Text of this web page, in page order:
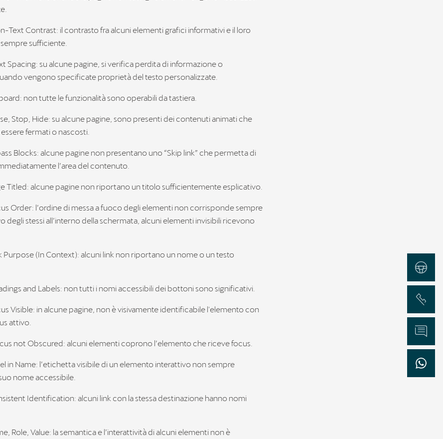
Text Contrast: il contrasto fra alcuni elementi grafici informativi e il loro
sufficiente.
Spacing: su alcune pagine, si verifica perdita di informazione o
vengono specificate proprietà del testo personalizzate.
non tutte le funzionalità sono operabili da tastiera.
Stop, Hide: su alcune pagine, sono presenti dei contenuti animati che
fermati o nascosti.
Blocks: alcune pagine non presentano uno “Skip link” che permetta di
l’area del contenuto.
Titled: alcune pagine non riportano un titolo sufficientemente esplicativo.
Order: l’ordine di messa a fuoco degli elementi non corrisponde sempre
degli stessi all’interno della schermata, alcuni elementi invisibili ricevono
Purpose (In Context): alcuni link non riportano un nome o un testo
and Labels: non tutti i nomi accessibili dei bottoni sono significativi.
Visible: in alcune pagine, non è visivamente identificabile l'elemento con
attivo.
not Obscured: alcuni elementi coprono l’elemento che riceve focus.
in Name: l’etichetta visibile di un elemento interattivo non sempre
nome accessibile.
Identification: alcuni link con la stessa destinazione hanno nomi
Role, Value: la semantica e l’interattività di alcuni elementi non è
Test Drive
Chiama
Informazioni
WhatsApp